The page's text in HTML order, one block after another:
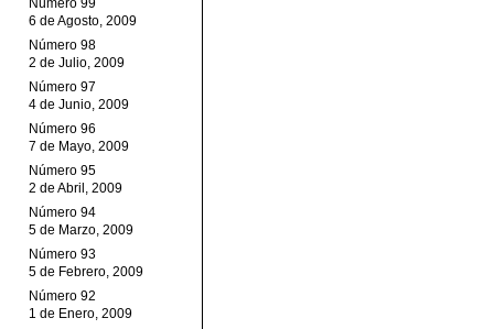
Número 99
6 de Agosto, 2009
Número 98
2 de Julio, 2009
Número 97
4 de Junio, 2009
Número 96
7 de Mayo, 2009
Número 95
2 de Abril, 2009
Número 94
5 de Marzo, 2009
Número 93
5 de Febrero, 2009
Número 92
1 de Enero, 2009